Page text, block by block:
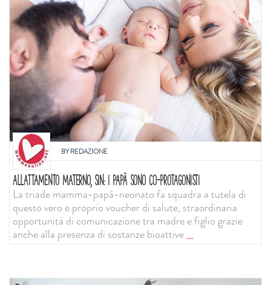
BYREDAZIONE
ALLATTAMENTO MATERNO, SIN: I PAPÀ SONO CO-PROTAGONISTI
La triade mamma-papà-neonato fa squadra a tutela di
questo vero e proprio voucher di salute, straordinaria
opportunità di comunicazione tra madre e figlio grazie
anche alla presenza di sostanze bioattive...